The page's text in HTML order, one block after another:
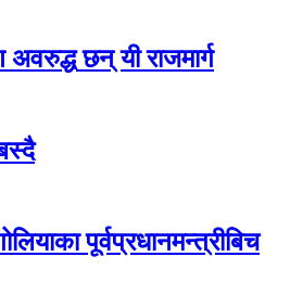
अवरुद्ध छन् यी राजमार्ग
पूर्वप्रधानमन्त्रीबिच